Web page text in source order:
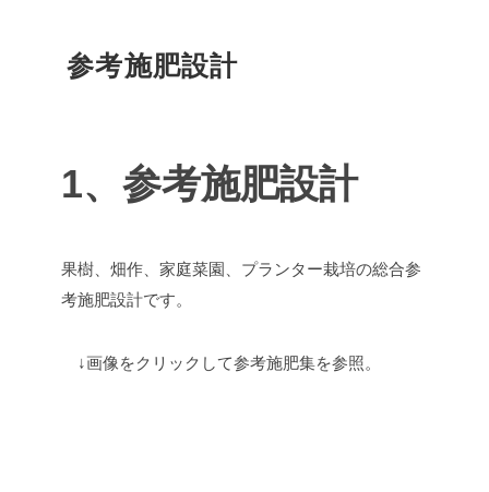
参考施肥設計
1、参考施肥設計
果樹、畑作、家庭菜園、プランター栽培の総合参
考施肥設計です。
↓画像をクリックして参考施肥集を参照。